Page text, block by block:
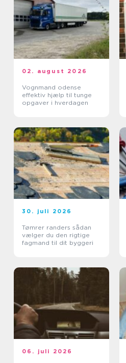
02. august 2026
Vognmand odense
effektiv hjælp til tunge
opgaver i hverdagen
30. juli 2026
Tømrer randers sådan
vælger du den rigtige
fagmand til dit byggeri
06. juli 2026